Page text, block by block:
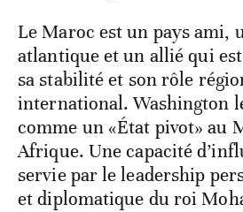
Le Maroc est un pays ami,
atlantique et un allié qui
sa stabilité et son rôle
international. Washington
comme un «État pivot» au
Afrique. Une capacité
servie par le leadership
et diplomatique du roi